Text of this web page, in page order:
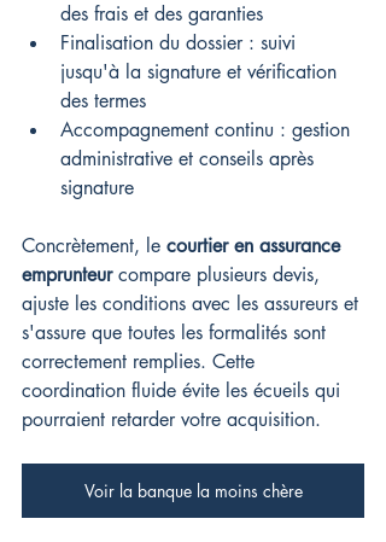
des frais et des garanties
Finalisation du dossier : suivi
jusqu'à la signature et vérification
des termes
Accompagnement continu : gestion
administrative et conseils après
signature
Concrètement, le courtier en assurance
emprunteur compare plusieurs devis,
ajuste les conditions avec les assureurs et
s'assure que toutes les formalités sont
correctement remplies. Cette
coordination fluide évite les écueils qui
pourraient retarder votre acquisition.
Voir la banque la moins chère